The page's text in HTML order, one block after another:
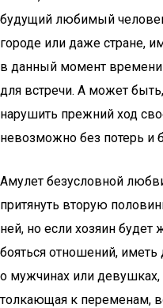
будущий любимый
городе или даже стране,
в данный момент
для встречи. А может
нарушить прежний ход
невозможно без потерь и
Амулет безусловной
притянуть вторую
ней, но если хозяин будет
бояться отношений,
о мужчинах или
толкающая к переменам,